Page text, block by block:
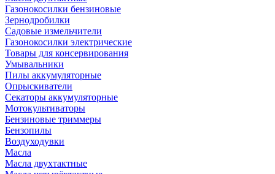
Газонокосилки бензиновые
Зернодробилки
Садовые измельчители
Газонокосилки электрические
Товары для консервирования
Умывальники
Пилы аккумуляторные
Опрыскиватели
Секаторы аккумуляторные
Мотокультиваторы
Бензиновые триммеры
Бензопилы
Воздуходувки
Масла
Масла двухтактные